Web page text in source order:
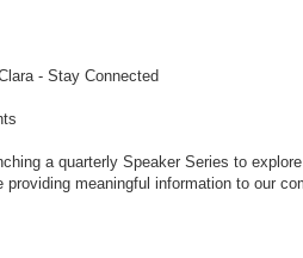
- Stay Connected
a quarterly Speaker Series to
meaningful information to our